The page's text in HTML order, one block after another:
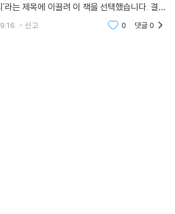
라는 제목에 이끌려 이 책을 선택했습니다. 결론
은 부족하지만 당장 세련된 코드 진행을 만들
신고 0 댓글0